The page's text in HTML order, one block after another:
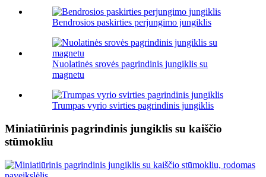
Bendrosios paskirties perjungimo jungiklis
Nuolatinės srovės pagrindinis jungiklis su
magnetu
Trumpas vyrio svirties pagrindinis jungiklis
Miniatiūrinis pagrindinis jungiklis su kaiščio
stūmokliu